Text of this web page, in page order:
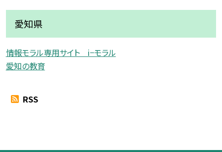
愛知県
情報モラル専用サイト i−モラル
愛知の教育
RSS